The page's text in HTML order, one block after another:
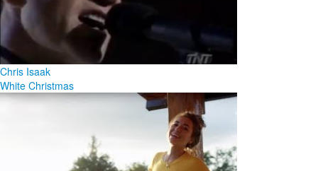
Chris Isaak
White Christmas